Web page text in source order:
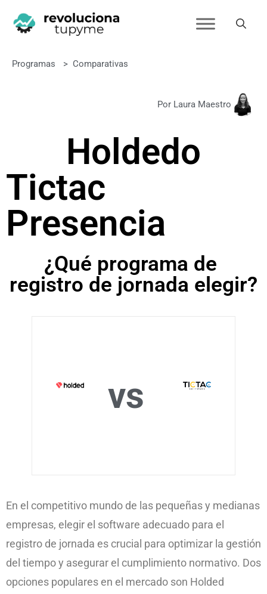
Programas > Comparativas
Por Laura Maestro
Holdedo
Tictac
Presencia
¿Qué programa de
registro de jornada elegir?
vs
En el competitivo mundo de las pequeñas y medianas
empresas, elegir el software adecuado para el
registro de jornada es crucial para optimizar la gestión
del tiempo y asegurar el cumplimiento normativo. Dos
opciones populares en el mercado son Holded